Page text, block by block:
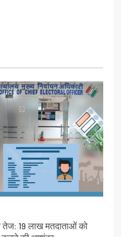
तेज: 19 लाख मतदाताओं को